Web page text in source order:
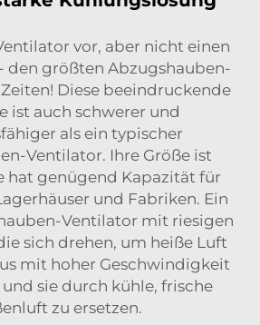
vor, aber nicht einen
den größten Abzugshauben-
Diese beeindruckende
ist auch schwerer und
als ein typischer
Ventilator. Ihre Größe ist
hat genügend Kapazität für
und Fabriken. Ein
Ventilator mit riesigen
sich drehen, um heiße Luft
mit hoher Geschwindigkeit
sie durch kühle, frische
zu ersetzen.